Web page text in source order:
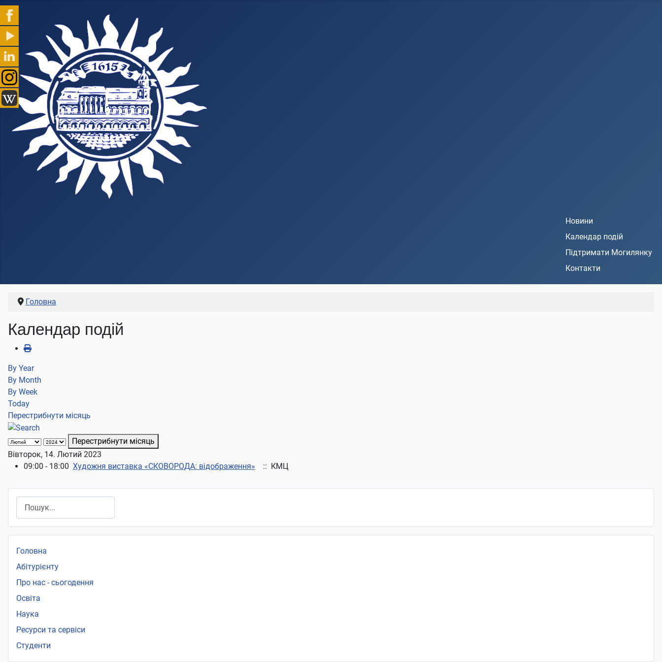
Новини
Календар подій
Підтримати Могилянку
Контакти
Головна
Календар подій
By Year
By Month
By Week
Today
Перестрибнути місяць
Перестрибнути місяць
Вівторок, 14. Лютий 2023
09:00 - 18:00 Художня виставка «СКОВОРОДА: відображення» :: КМЦ
Головна
Абітурієнту
Про нас - сьогодення
Освіта
Наука
Ресурси та сервіси
Студенти